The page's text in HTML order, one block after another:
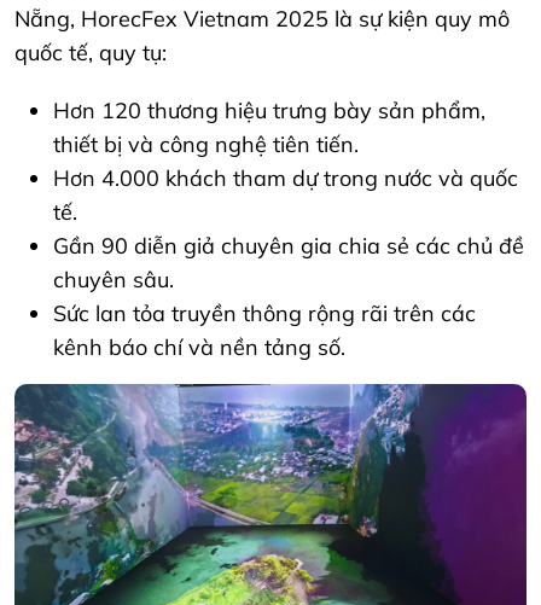
Nẵng, HorecFex Vietnam 2025 là sự kiện quy mô
quốc tế, quy tụ:
Hơn 120 thương hiệu trưng bày sản phẩm,
thiết bị và công nghệ tiên tiến.
Hơn 4.000 khách tham dự trong nước và quốc
tế.
Gần 90 diễn giả chuyên gia chia sẻ các chủ đề
chuyên sâu.
Sức lan tỏa truyền thông rộng rãi trên các
kênh báo chí và nền tảng số.